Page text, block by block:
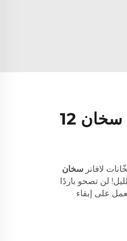
ابقَ مرتاحًا في الليالي الباردة مع سخان 12
لافانر سخان
لن تصحو باردًا
على إبقاء